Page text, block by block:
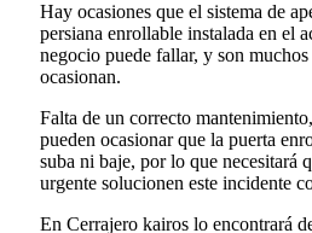
Hay ocasiones que el sistema de
persiana enrollable instalada en el
negocio puede fallar, y son
ocasionan.
Falta de un correcto
pueden ocasionar que la puerta
suba ni baje, por lo que necesitará
urgente solucionen este incidente
En Cerrajero kairos lo encontrará